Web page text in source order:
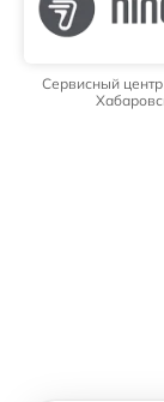
Сервисный